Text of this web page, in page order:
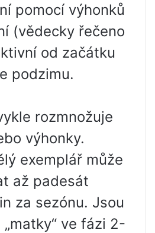
pomocí výhonků
(vědecky řečeno
od začátku
podzimu.
rozmnožuje
výhonky.
exemplář může
až padesát
za sezónu. Jsou
ve fázi 2-